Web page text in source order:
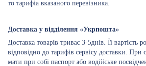
то тарифіа вказаного перевізника.
Доставка у відділення «Укрпошта»
Доставка товарів триває 3-5днів. Її вартість
відповідно до тарифів сервісу доставки. При
мати при собі паспорт або водійське